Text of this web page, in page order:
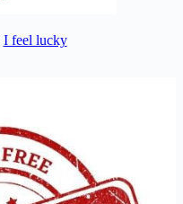
I feel lucky